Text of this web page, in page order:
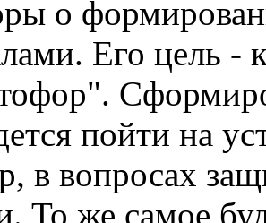
о
Его цель -
пойти на
в вопросах
То же самое